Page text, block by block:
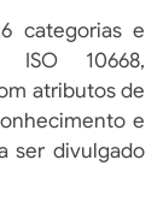
categorias e
ISO 10668,
atributos de
e
ser divulgado